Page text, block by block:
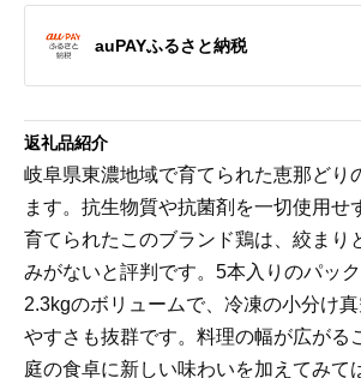
auPAYふるさと納税
返礼品紹介
岐阜県東濃地域で育てられた恵那どり
ます。抗生物質や抗菌剤を一切使用せ
育てられたこのブランド鶏は、絞まり
みがないと評判です。5本入りのパッ
2.3kgのボリュームで、冷凍の小分け
やすさも抜群です。料理の幅が広がる
庭の食卓に新しい味わいを加えてみて